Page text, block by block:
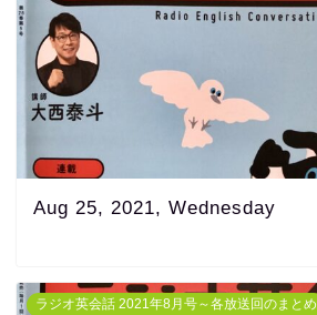
Aug 25, 2021, Wednesday
ラジオ英会話 2021年8月号～各放送回のまとめ